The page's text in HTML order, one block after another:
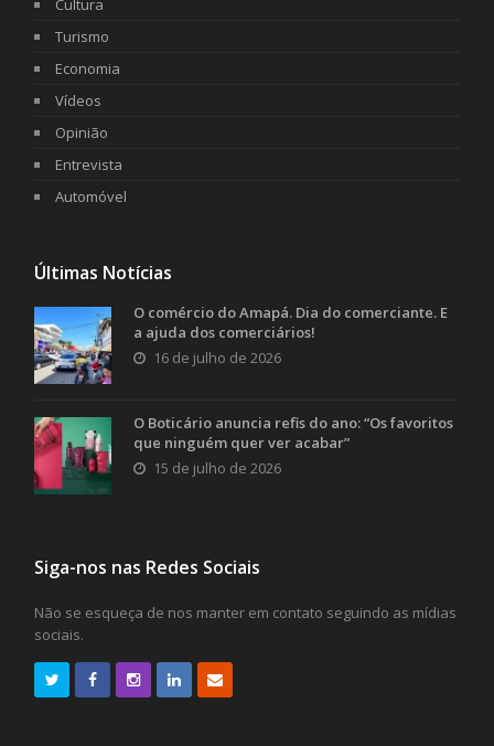
Cultura
Turismo
Economia
Vídeos
Opinião
Entrevista
Automóvel
Últimas Notícias
O comércio do Amapá. Dia do comerciante. E
a ajuda dos comerciários!
16 de julho de 2026
O Boticário anuncia refis do ano: “Os favoritos
que ninguém quer ver acabar”
15 de julho de 2026
Siga-nos nas Redes Sociais
Não se esqueça de nos manter em contato seguindo as mídias
sociais.